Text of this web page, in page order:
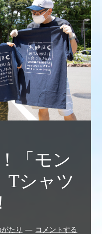
「モン
Tシャツ
たり コメントする